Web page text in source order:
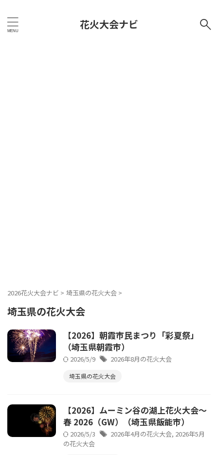
花火大会ナビ
2026花火大会ナビ > 埼玉県の花火大会 >
埼玉県の花火大会
【2026】朝霞市民まつり「彩夏祭」
（埼玉県朝霞市）
2026/5/9 2026年8月の花火大会
埼玉県の花火大会
【2026】ムーミン谷の湖上花火大会～
春 2026（GW）（埼玉県飯能市）
2026/5/3 2026年4月の花火大会, 2026年5月
の花火大会